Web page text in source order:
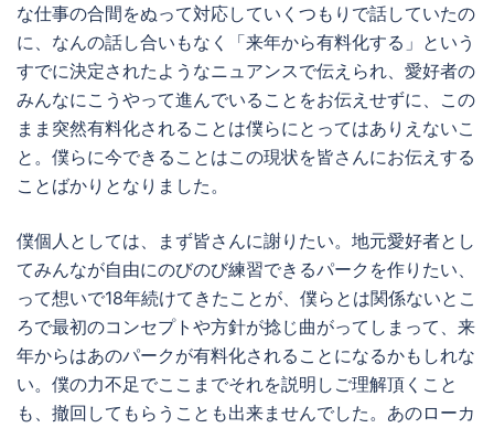
な仕事の合間をぬって対応していくつもりで話していたの
に、なんの話し合いもなく「来年から有料化する」という
すでに決定されたようなニュアンスで伝えられ、愛好者の
みんなにこうやって進んでいることをお伝えせずに、この
まま突然有料化されることは僕らにとってはありえないこ
と。僕らに今できることはこの現状を皆さんにお伝えする
ことばかりとなりました。
僕個人としては、まず皆さんに謝りたい。地元愛好者とし
てみんなが自由にのびのび練習できるパークを作りたい、
って想いで18年続けてきたことが、僕らとは関係ないとこ
ろで最初のコンセプトや方針が捻じ曲がってしまって、来
年からはあのパークが有料化されることになるかもしれな
い。僕の力不足でここまでそれを説明しご理解頂くこと
も、撤回してもらうことも出来ませんでした。あのローカ